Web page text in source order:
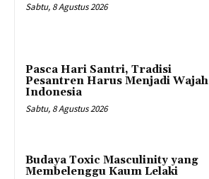
Sabtu, 8 Agustus 2026
Pasca Hari Santri, Tradisi
Pesantren Harus Menjadi Wajah
Indonesia
Sabtu, 8 Agustus 2026
Budaya Toxic Masculinity yang
Membelenggu Kaum Lelaki